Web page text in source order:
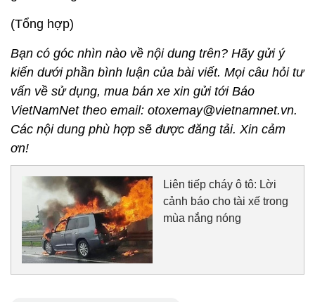
(Tổng hợp)
Bạn có góc nhìn nào về nội dung trên? Hãy gửi ý
kiến dưới phần bình luận của bài viết. Mọi câu hỏi tư
vấn về sử dụng, mua bán xe xin gửi tới Báo
VietNamNet theo email: otoxemay@vietnamnet.vn.
Các nội dung phù hợp sẽ được đăng tải. Xin cảm
ơn!
Liên tiếp cháy ô tô: Lời
cảnh báo cho tài xế trong
mùa nắng nóng